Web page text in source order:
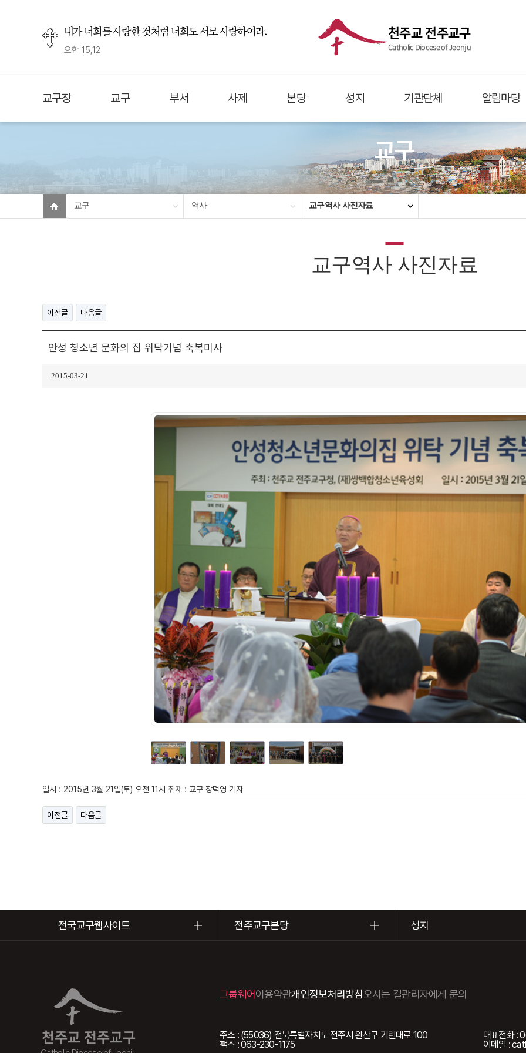
내가 너희를 사랑한 것처럼 너희도 서로 사랑하여라.
요한 15,12
천주교 전주교구
Catholic Diocese of Jeonju
교구장 교구 부서 사제 본당 성지 기관단체 알림마당
교구
교구 역사 교구역사 사진자료
교구역사 사진자료
이전글 다음글
안성 청소년 문화의 집 위탁기념 축복미사
2015-03-21
일시 : 2015년 3월 21일(토) 오전 11시 취재 : 교구 장덕영 기자
이전글 다음글
전국교구웹사이트 전주교구본당 성지
천주교 전주교구
그룹웨어이용약관개인정보처리방침오시는 길관리자에게 문의
주소 : (55036) 전북특별자치도 전주시 완산구 기린대로 100
대표전화 :
팩스 : 063-230-1175
이메일 :